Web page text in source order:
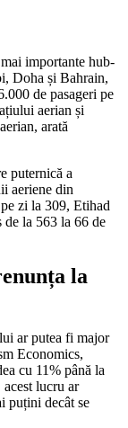
importante hub-
Doha și Bahrain,
de pasageri pe
aerian și
arată
puternică a
aeriene din
zi la 309, Etihad
la 563 la 66 de
la
ar putea fi major
Economics,
cu 11% până la
lucru ar
puțini decât se